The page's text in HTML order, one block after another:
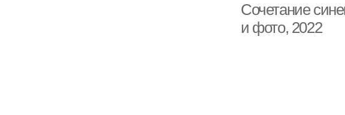
Сочетание
и фото, 2022